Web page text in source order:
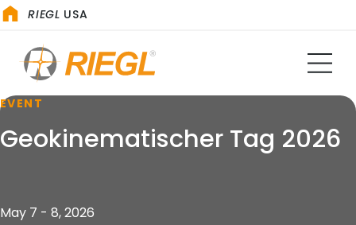
RIEGL USA
EVENT
Geokinematischer Tag 2026
May 7 - 8, 2026